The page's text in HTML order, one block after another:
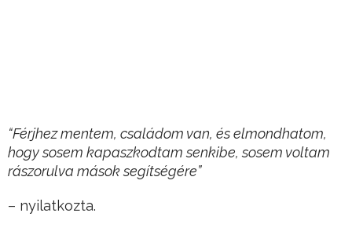
“Férjhez mentem, családom van, és elmondhatom,
hogy sosem kapaszkodtam senkibe, sosem voltam
rászorulva mások segítségére”
– nyilatkozta.